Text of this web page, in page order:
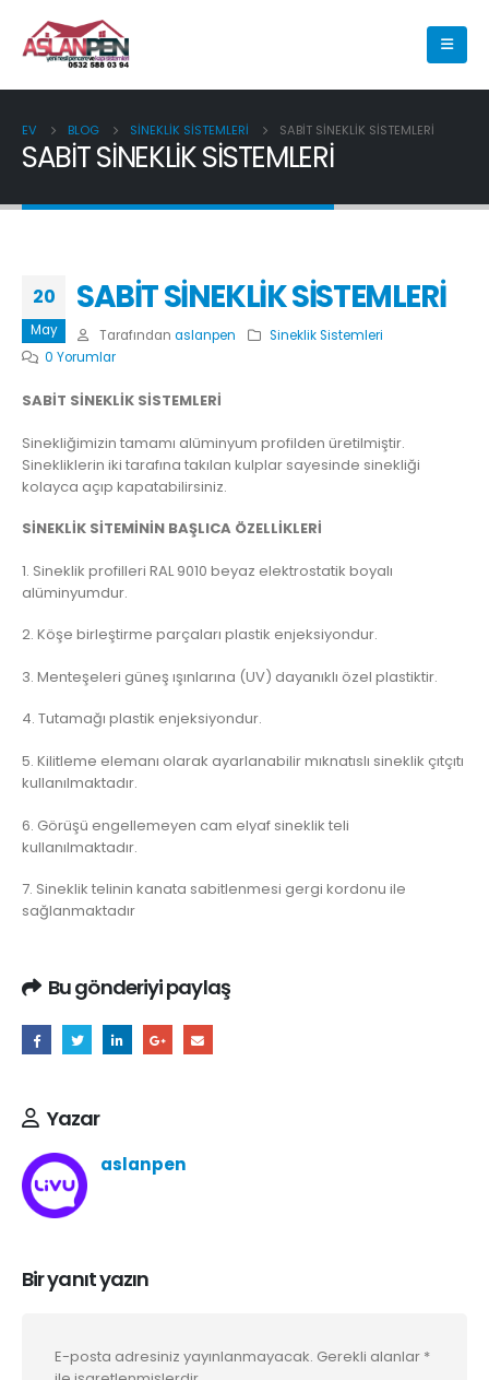
EV BLOG SINEKLIK SISTEMLERI SABİT SİNEKLİK SİSTEMLERİ
SABİT SİNEKLİK SİSTEMLERİ
20
May
SABİT SİNEKLİK SİSTEMLERİ
Tarafından aslanpen
Sineklik Sistemleri
0 Yorumlar
SABİT SİNEKLİK SİSTEMLERİ
Sinekliğimizin tamamı alüminyum profilden üretilmiştir.
Sinekliklerin iki tarafına takılan kulplar sayesinde sinekliği
kolayca açıp kapatabilirsiniz.
SİNEKLİK SİTEMİNİN BAŞLICA ÖZELLİKLERİ
1. Sineklik profilleri RAL 9010 beyaz elektrostatik boyalı
alüminyumdur.
2. Köşe birleştirme parçaları plastik enjeksiyondur.
3. Menteşeleri güneş ışınlarına (UV) dayanıklı özel plastiktir.
4. Tutamağı plastik enjeksiyondur.
5. Kilitleme elemanı olarak ayarlanabilir mıknatıslı sineklik çıtçıtı
kullanılmaktadır.
6. Görüşü engellemeyen cam elyaf sineklik teli
kullanılmaktadır.
7. Sineklik telinin kanata sabitlenmesi gergi kordonu ile
sağlanmaktadır
Bu gönderiyi paylaş
Yazar
aslanpen
Bir yanıt yazın
E-posta adresiniz yayınlanmayacak. Gerekli alanlar *